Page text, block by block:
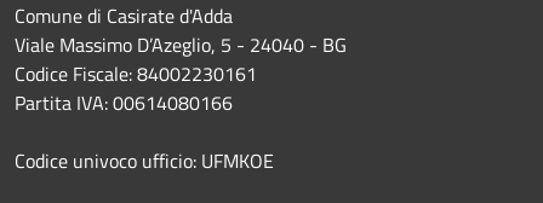
Comune di Casirate d'Adda
Viale Massimo D’Azeglio, 5 - 24040 - BG
Codice Fiscale: 84002230161
Partita IVA: 00614080166
Codice univoco ufficio: UFMKOE